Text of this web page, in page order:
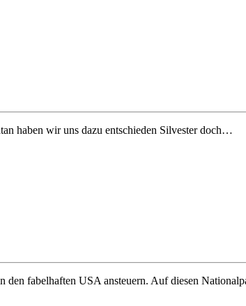
haben wir uns dazu entschieden Silvester doch…
den fabelhaften USA ansteuern. Auf diesen